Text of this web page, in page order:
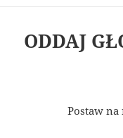
ODDAJ
Postaw